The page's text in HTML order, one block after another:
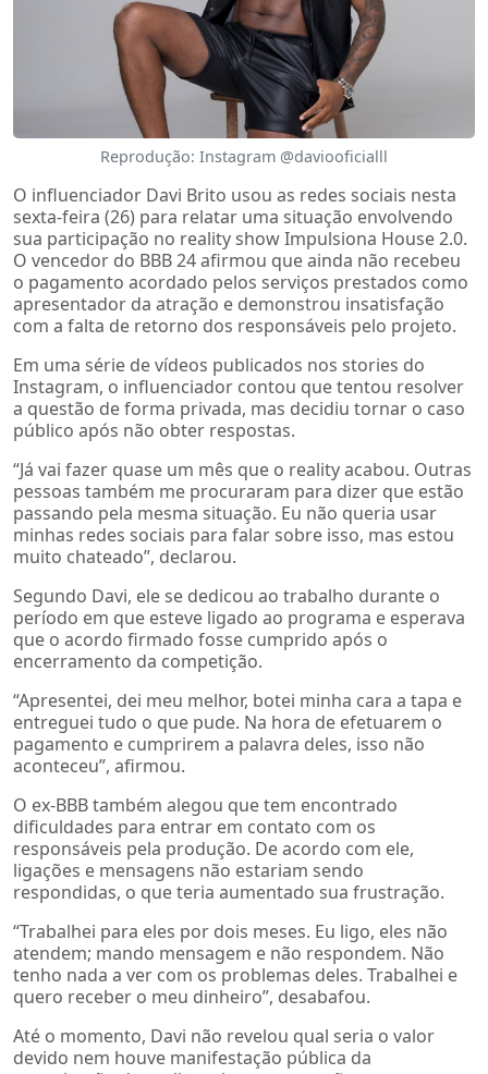
Reprodução: Instagram @daviooficialll
O influenciador Davi Brito usou as redes sociais nesta
sexta-feira (26) para relatar uma situação envolvendo
sua participação no reality show Impulsiona House 2.0.
O vencedor do BBB 24 afirmou que ainda não recebeu
o pagamento acordado pelos serviços prestados como
apresentador da atração e demonstrou insatisfação
com a falta de retorno dos responsáveis pelo projeto.
Em uma série de vídeos publicados nos stories do
Instagram, o influenciador contou que tentou resolver
a questão de forma privada, mas decidiu tornar o caso
público após não obter respostas.
“Já vai fazer quase um mês que o reality acabou. Outras
pessoas também me procuraram para dizer que estão
passando pela mesma situação. Eu não queria usar
minhas redes sociais para falar sobre isso, mas estou
muito chateado”, declarou.
Segundo Davi, ele se dedicou ao trabalho durante o
período em que esteve ligado ao programa e esperava
que o acordo firmado fosse cumprido após o
encerramento da competição.
“Apresentei, dei meu melhor, botei minha cara a tapa e
entreguei tudo o que pude. Na hora de efetuarem o
pagamento e cumprirem a palavra deles, isso não
aconteceu”, afirmou.
O ex-BBB também alegou que tem encontrado
dificuldades para entrar em contato com os
responsáveis pela produção. De acordo com ele,
ligações e mensagens não estariam sendo
respondidas, o que teria aumentado sua frustração.
“Trabalhei para eles por dois meses. Eu ligo, eles não
atendem; mando mensagem e não respondem. Não
tenho nada a ver com os problemas deles. Trabalhei e
quero receber o meu dinheiro”, desabafou.
Até o momento, Davi não revelou qual seria o valor
devido nem houve manifestação pública da